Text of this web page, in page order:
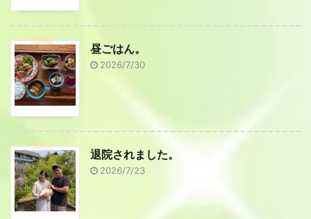
昼ごはん。
2026/7/30
退院されました。
2026/7/23